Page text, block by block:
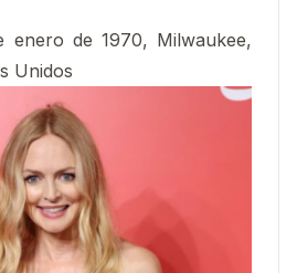
enero de 1970, Milwaukee,
Unidos